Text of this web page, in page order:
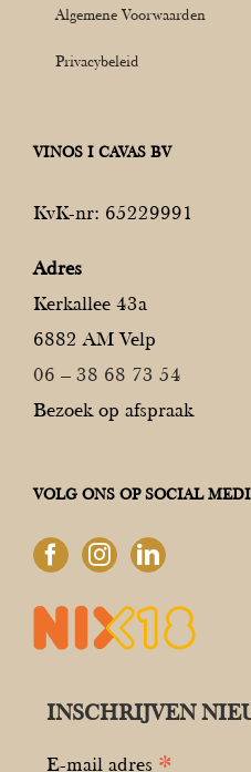
Algemene Voorwaarden
Privacybeleid
VINOS I CAVAS BV
KvK-nr: 65229991
Adres
Kerkallee 43a
6882 AM Velp
06 – 38 68 73 54
Bezoek op afspraak
VOLG ONS OP SOCIAL
INSCHRIJVEN
E-mail adres